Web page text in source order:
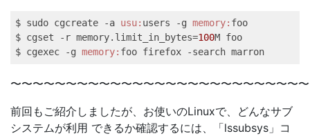
$ sudo cgcreate -a usu: users -g memory: foo
$ cgset -r memory.limit_in_bytes=100M foo
$ cgexec -g memory: foo firefox -search marron
〜〜〜〜〜〜〜〜〜〜〜〜〜〜〜〜〜〜〜〜〜〜〜〜〜〜
前回もご紹介しましたが、お使いのLinuxで、どんなサブ
システムが利用 できるか確認するには、「lssubsys」コ